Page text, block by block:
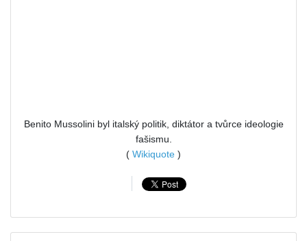
Benito Mussolini byl italský politik, diktátor a tvůrce ideologie
fašismu.
( Wikiquote )